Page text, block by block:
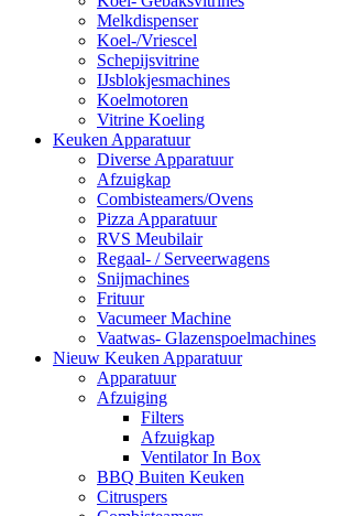
Melkdispenser
Koel-/Vriescel
Schepijsvitrine
IJsblokjesmachines
Koelmotoren
Vitrine Koeling
Keuken Apparatuur
Diverse Apparatuur
Afzuigkap
Combisteamers/Ovens
Pizza Apparatuur
RVS Meubilair
Regaal- / Serveerwagens
Snijmachines
Frituur
Vacumeer Machine
Vaatwas- Glazenspoelmachines
Nieuw Keuken Apparatuur
Apparatuur
Afzuiging
Filters
Afzuigkap
Ventilator In Box
BBQ Buiten Keuken
Citruspers